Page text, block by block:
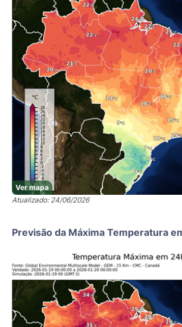
Ver mapa
Atualizado: 24/06/2026
Previsão da Máxima Temperatura